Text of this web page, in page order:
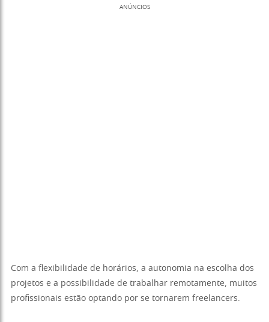
ANÚNCIOS
Com a flexibilidade de horários, a autonomia na escolha dos
projetos e a possibilidade de trabalhar remotamente, muitos
profissionais estão optando por se tornarem freelancers.